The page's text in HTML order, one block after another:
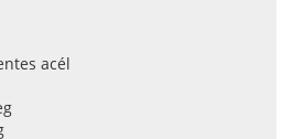
acél